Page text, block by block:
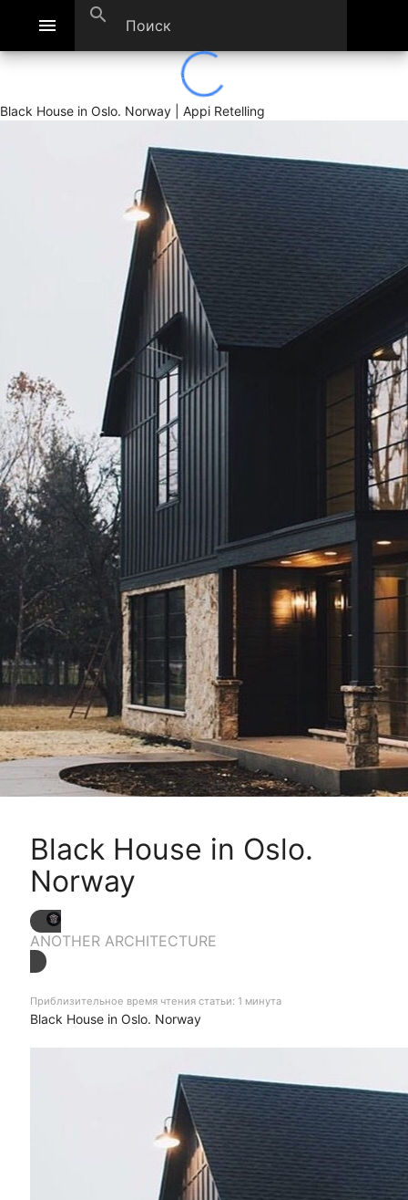
menu search
Black House in Oslo. Norway | Appi Retelling
Black House in Oslo.
Norway
ANOTHER ARCHITECTURE
Приблизительное время чтения статьи: 1 минута
Black House in Oslo. Norway